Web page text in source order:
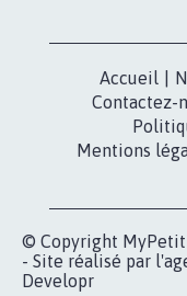
Accueil
Contactez-
Mentions
© Copyright
- Site réalisé par
Developr